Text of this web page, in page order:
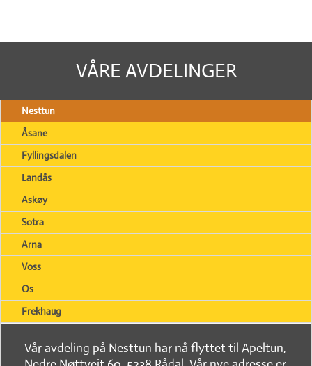
VÅRE AVDELINGER
Nesttun
Åsane
Fyllingsdalen
Landås
Askøy
Sotra
Arna
Voss
Os
Frekhaug
Vår avdeling på Nesttun har nå flyttet til Apeltun,